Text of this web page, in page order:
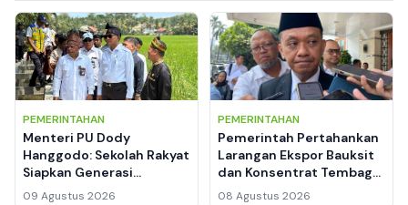
PEMERINTAHAN
Menteri PU Dody
Hanggodo: Sekolah Rakyat
Siapkan Generasi
Indonesia Emas 2045
09 Agustus 2026
PEMERINTAHAN
Pemerintah Pertahankan
Larangan Ekspor Bauksit
dan Konsentrat Tembaga,
Hilirisasi Logam Tanah
08 Agustus 2026